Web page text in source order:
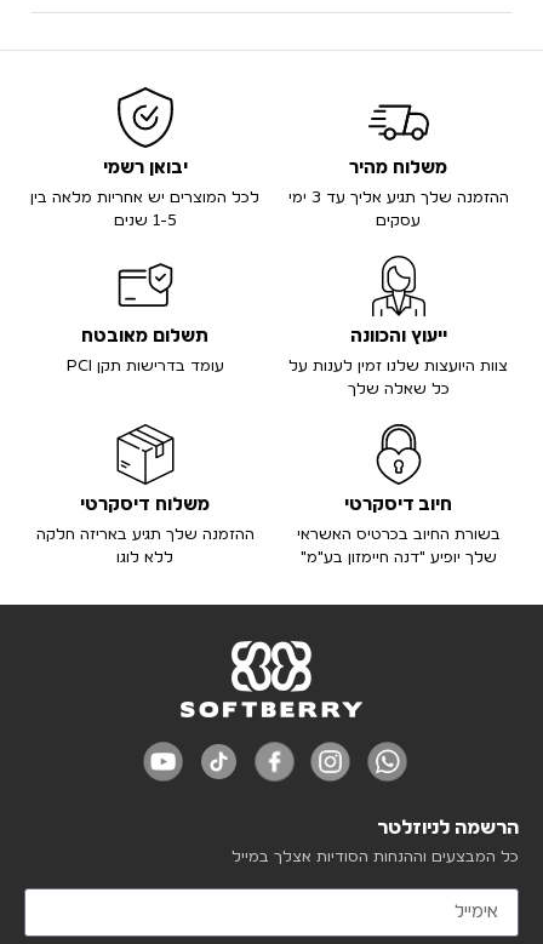
משלוח מהיר
ההזמנה שלך תגיע אליך עד 3 ימי
עסקים
יבואן רשמי
לכל המוצרים יש אחריות מלאה בין
1-5 שנים
ייעוץ והכוונה
צוות היועצות שלנו זמין לענות על
כל שאלה שלך
תשלום מאובטח
עומד בדרישות תקן PCI
חיוב דיסקרטי
בשורת החיוב בכרטיס האשראי
שלך יופיע "דנה חיימזון בע"מ"
משלוח דיסקרטי
ההזמנה שלך תגיע באריזה חלקה
ללא לוגו
הרשמה לניוזלטר
כל המבצעים וההנחות הסודיות אצלך במייל